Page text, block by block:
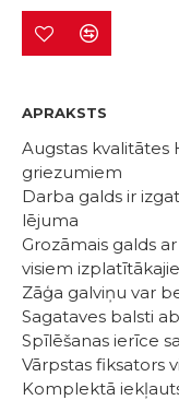
APRAKSTS
Augstas kvalitātes
griezumiem
Darba galds ir
lējuma
Grozāmais galds
visiem
Zāģa galviņu var
Sagataves balsti
Spīlēšanas ierīce
Vārpstas fiksators
Komplektā